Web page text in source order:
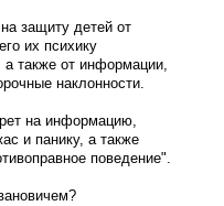
защиту детей от
их психику
а также от информации,
наклонности.
на информацию,
и панику, а также
поведение".